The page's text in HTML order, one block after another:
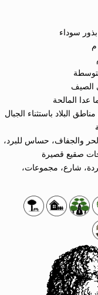
سوداء
الصيف
عدا المالحة
البلاد باستثناء الجبال
والجفاف، حساس للبرد،
صقيع قصيرة
شارع، مجموعات،